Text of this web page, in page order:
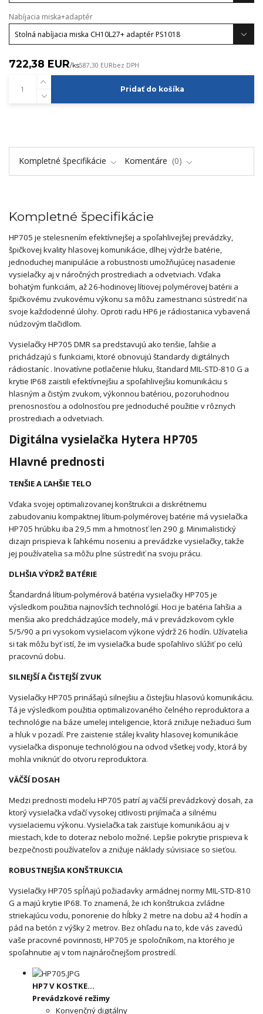
Nabíjacia miska+adaptér
722,38 EUR/ks587,30 EURbez DPH
Pridať do košíka
Kompletné špecifikácie Komentáre 0
Kompletné špecifikácie
HP705 je stelesnením efektívnejšej a spoľahlivejšej prevádzky,
špičkovej kvality hlasovej komunikácie, dlhej výdrže batérie,
jednoduchej manipulácie a robustnosti umožňujúcej nasadenie
vysielačky aj v náročných prostrediach a odvetviach. Vďaka
bohatým funkciám, až 26-hodinovej lítiovej polymérovej batérii a
špičkovému zvukovému výkonu sa môžu zamestnanci sústrediť na
svoje každodenné úlohy. Oproti radu HP6 je rádiostanica vybavená
núdzovým tlačidlom.
Vysielačky HP705 DMR sa predstavujú ako tenšie, ľahšie a
prichádzajú s funkciami, ktoré obnovujú štandardy digitálnych
rádiostaníc . Inovatívne potlačenie hluku, štandard MIL-STD-810 G a
krytie IP68 zaistili efektívnejšiu a spoľahlivejšiu komunikáciu s
hlasným a čistým zvukom, výkonnou batériou, pozoruhodnou
prenosnosťou a odolnosťou pre jednoduché použitie v rôznych
prostrediach a odvetviach.
Digitálna vysielačka Hytera HP705
Hlavné prednosti
TENŠIE A ĽAHŠIE TELO
Vďaka svojej optimalizovanej konštrukcii a diskrétnemu
zabudovaniu kompaktnej lítium-polymérovej batérie má vysielačka
HP705 hrúbku iba 29,5 mm a hmotnosť len 290 g. Minimalistický
dizajn prispieva k ľahkému noseniu a prevádzke vysielačky, takže
jej používatelia sa môžu plne sústrediť na svoju prácu.
DLHŠIA VÝDRŽ BATÉRIE
Štandardná lítium-polymérová batéria vysielačky HP705 je
výsledkom použitia najnovších technológií. Hoci je batéria ľahšia a
menšia ako predchádzajúce modely, má v prevádzkovom cykle
5/5/90 a pri vysokom vysielacom výkone výdrž 26 hodín. Užívatelia
si tak môžu byť istí, že im vysielačka bude spoľahlivo slúžiť po celú
pracovnú dobu.
SILNEJŠÍ A ČISTEJŠÍ ZVUK
Vysielačky HP705 prinášajú silnejšiu a čistejšiu hlasovú komunikáciu.
Tá je výsledkom použitia optimalizovaného čelného reproduktora a
technológie na báze umelej inteligencie, ktorá znižuje nežiaduci šum
a hluk v pozadí. Pre zaistenie stálej kvality hlasovej komunikácie
vysielačka disponuje technológiou na odvod všetkej vody, ktorá by
mohla vniknúť do otvoru reproduktora.
VÄČŠÍ DOSAH
Medzi prednosti modelu HP705 patrí aj väčší prevádzkový dosah, za
ktorý vysielačka vďačí vysokej citlivosti prijímača a silnému
vysielaciemu výkonu. Vysielačka tak zaisťuje komunikáciu aj v
miestach, kde to doteraz nebolo možné. Lepšie pokrytie prispieva k
bezpečnosti používateľov a znižuje náklady súvisiace so sieťou.
ROBUSTNEJŠIA KONŠTRUKCIA
Vysielačky HP705 spĺňajú požiadavky armádnej normy MIL-STD-810
G a majú krytie IP68. To znamená, že ich konštrukcia zvládne
striekajúcu vodu, ponorenie do hĺbky 2 metre na dobu až 4 hodín a
pád na betón z výšky 2 metrov. Bez ohľadu na to, kde vás zavedú
vaše pracovné povinnosti, HP705 je spoločníkom, na ktorého je
spoľahnutie aj v tom najnáročnejšom prostredí.
HP7 V KOSTKE…
Prevádzkové režimy
Konvenčný digitálny